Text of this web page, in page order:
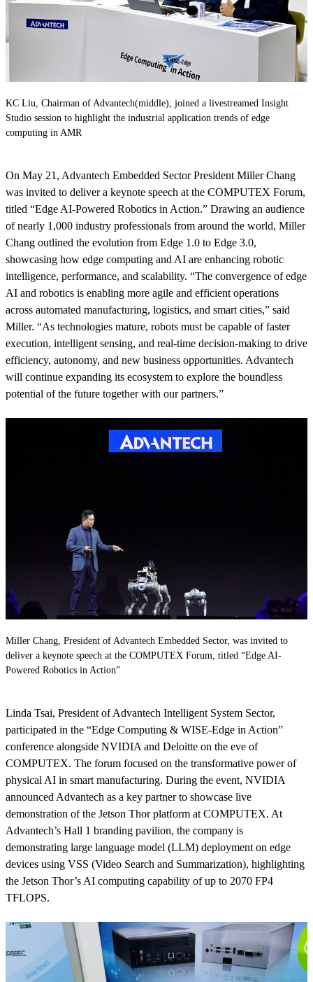
KC Liu, Chairman of Advantech(middle), joined a livestreamed Insight
Studio session to highlight the industrial application trends of edge
computing in AMR
On May 21, Advantech Embedded Sector President Miller Chang
was invited to deliver a keynote speech at the COMPUTEX Forum,
titled “Edge AI-Powered Robotics in Action.” Drawing an audience
of nearly 1,000 industry professionals from around the world, Miller
Chang outlined the evolution from Edge 1.0 to Edge 3.0,
showcasing how edge computing and AI are enhancing robotic
intelligence, performance, and scalability. “The convergence of edge
AI and robotics is enabling more agile and efficient operations
across automated manufacturing, logistics, and smart cities,” said
Miller. “As technologies mature, robots must be capable of faster
execution, intelligent sensing, and real-time decision-making to drive
efficiency, autonomy, and new business opportunities. Advantech
will continue expanding its ecosystem to explore the boundless
potential of the future together with our partners.”
Miller Chang, President of Advantech Embedded Sector, was invited to
deliver a keynote speech at the COMPUTEX Forum, titled “Edge AI-
Powered Robotics in Action”
Linda Tsai, President of Advantech Intelligent System Sector,
participated in the “Edge Computing & WISE-Edge in Action”
conference alongside NVIDIA and Deloitte on the eve of
COMPUTEX. The forum focused on the transformative power of
physical AI in smart manufacturing. During the event, NVIDIA
announced Advantech as a key partner to showcase live
demonstration of the Jetson Thor platform at COMPUTEX. At
Advantech’s Hall 1 branding pavilion, the company is
demonstrating large language model (LLM) deployment on edge
devices using VSS (Video Search and Summarization), highlighting
the Jetson Thor’s AI computing capability of up to 2070 FP4
TFLOPS.